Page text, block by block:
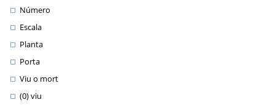
Número
Escala
Planta
Porta
Viu o mort
(0) viu